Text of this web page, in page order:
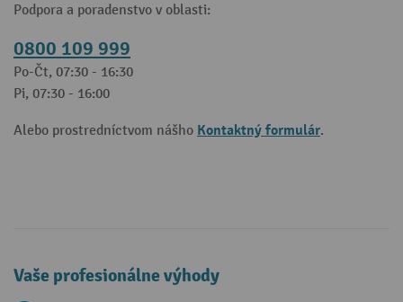
Podpora a poradenstvo v oblasti:
0800 109 999
Po-Čt, 07:30 - 16:30
Pi, 07:30 - 16:00
Alebo prostredníctvom nášho Kontaktný formulár.
Vaše profesionálne výhody